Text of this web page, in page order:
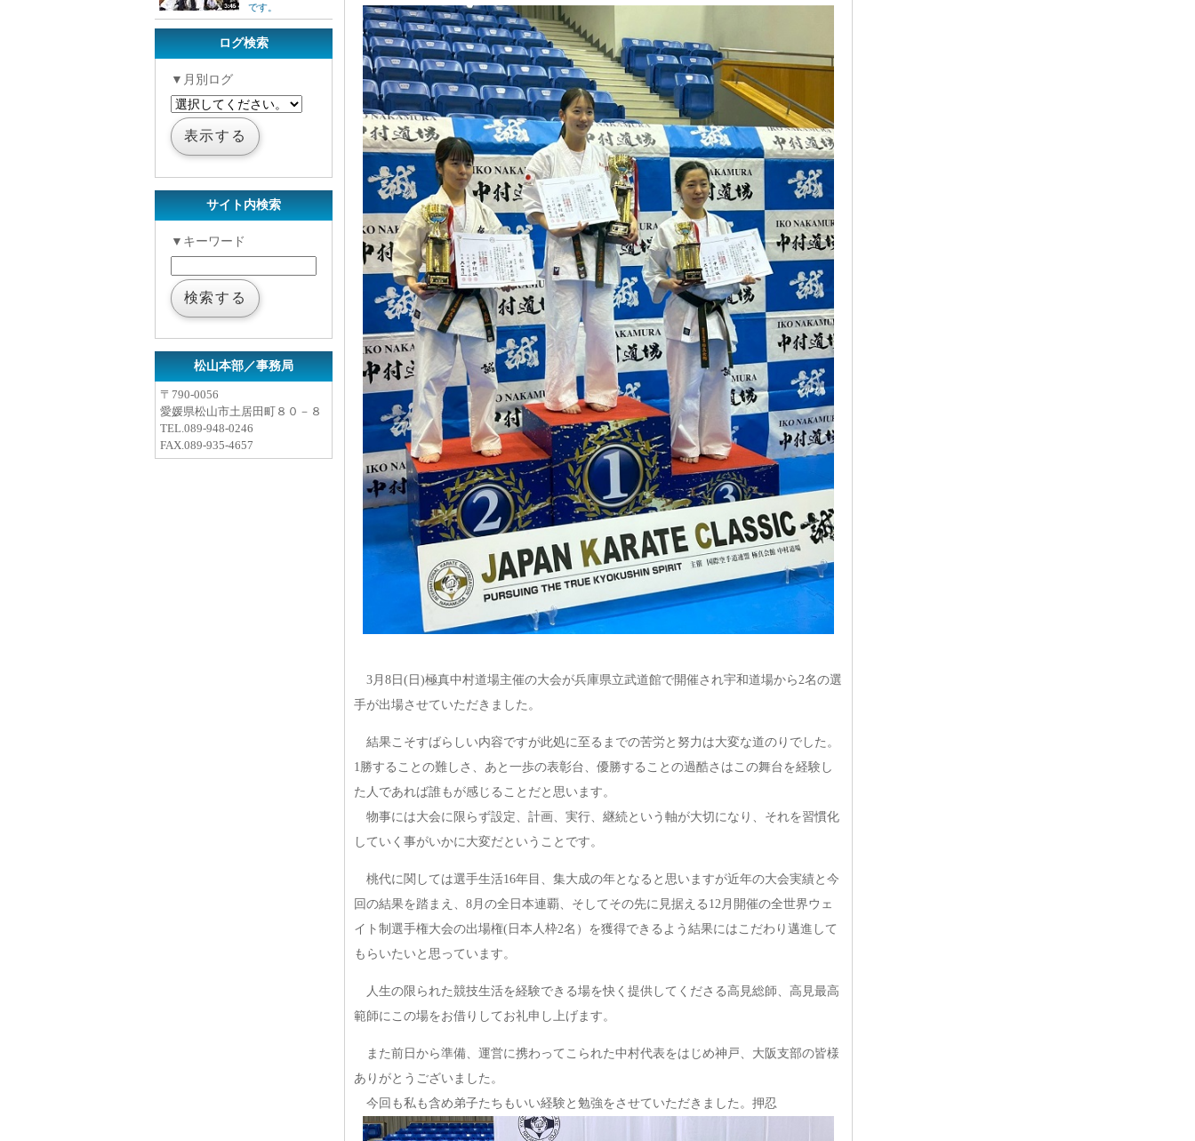
3月8日(日)極真中村道場主催の大会が兵庫県立武道館で開催され宇和道場から2名の選
手が出場させていただきました。
結果こそすばらしい内容ですが此処に至るまでの苦労と努力は大変な道のりでした。
1勝することの難しさ、あと一歩の表彰台、優勝することの過酷さはこの舞台を経験し
た人であれば誰もが感じることだと思います。
物事には大会に限らず設定、計画、実行、継続という軸が大切になり、それを習慣化
していく事がいかに大変だということです。
桃代に関しては選手生活16年目、集大成の年となると思いますが近年の大会実績と今
回の結果を踏まえ、8月の全日本連覇、そしてその先に見据える12月開催の全世界ウェ
イト制選手権大会の出場権(日本人枠2名）を獲得できるよう結果にはこだわり邁進して
もらいたいと思っています。
人生の限られた競技生活を経験できる場を快く提供してくださる高見総師、高見最高
範師にこの場をお借りしてお礼申し上げます。
また前日から準備、運営に携わってこられた中村代表をはじめ神戸、大阪支部の皆様
ありがとうございました。
今回も私も含め弟子たちもいい経験と勉強をさせていただきました。押忍
です。
ログ検索
▼月別ログ
サイト内検索
▼キーワード
松山本部／事務局
〒790-0056
愛媛県松山市土居田町８０－８
TEL.089-948-0246
FAX.089-935-4657